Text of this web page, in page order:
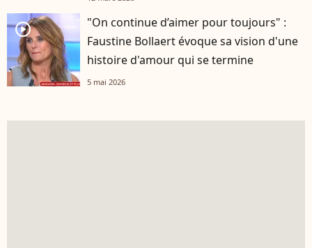
player2
"On continue d’aimer pour toujours" :
Faustine Bollaert évoque sa vision d'une
histoire d'amour qui se termine
5 mai 2026